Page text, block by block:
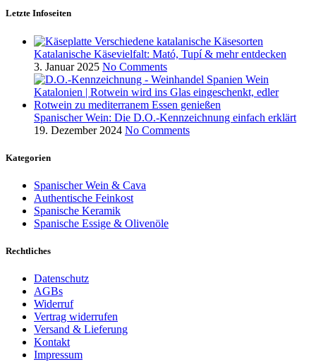
Letzte Infoseiten
Katalanische Käsevielfalt: Mató, Tupí & mehr entdecken
3. Januar 2025 No Comments
Spanischer Wein: Die D.O.-Kennzeichnung einfach erklärt
19. Dezember 2024 No Comments
Kategorien
Spanischer Wein & Cava
Authentische Feinkost
Spanische Keramik
Spanische Essige & Olivenöle
Rechtliches
Datenschutz
AGBs
Widerruf
Vertrag widerrufen
Versand & Lieferung
Kontakt
Impressum